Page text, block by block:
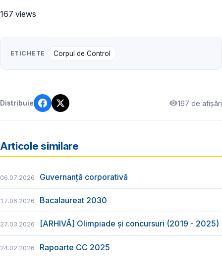
167 views
ETICHETE Corpul de Control
Distribuie 167 de afișări
Articole similare
06.07.2026 Guvernanță corporativă
17.06.2026 Bacalaureat 2030
27.03.2026 [ARHIVĂ] Olimpiade și concursuri (2019 - 2025)
24.02.2026 Rapoarte CC 2025